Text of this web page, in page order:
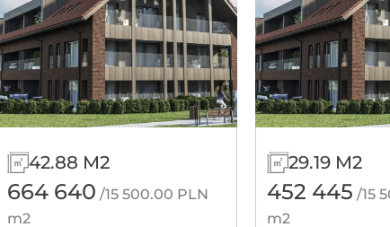
42.88 M2
664 640 /15 500.00 PLN
m2
29.19 M2
452 445 /15
m2